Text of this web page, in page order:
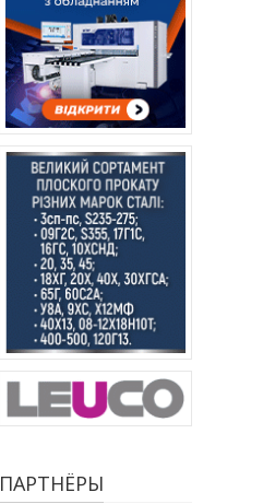
ПАРТНЁРЫ